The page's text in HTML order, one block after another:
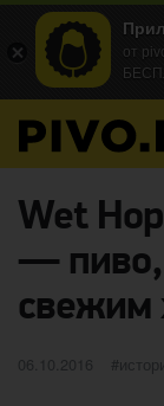
Wet
— пиво,
свежим
Опубликовано
06.10.2016
от